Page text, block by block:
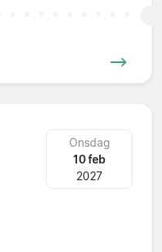
Onsdag
10 feb
2027